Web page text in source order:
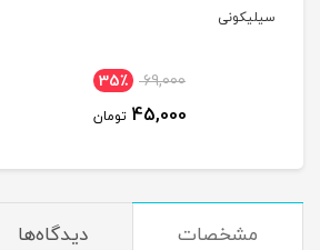
سیلیکونی
69,000 35٪
45,000 تومان
مشخصات دیدگاه‌ها